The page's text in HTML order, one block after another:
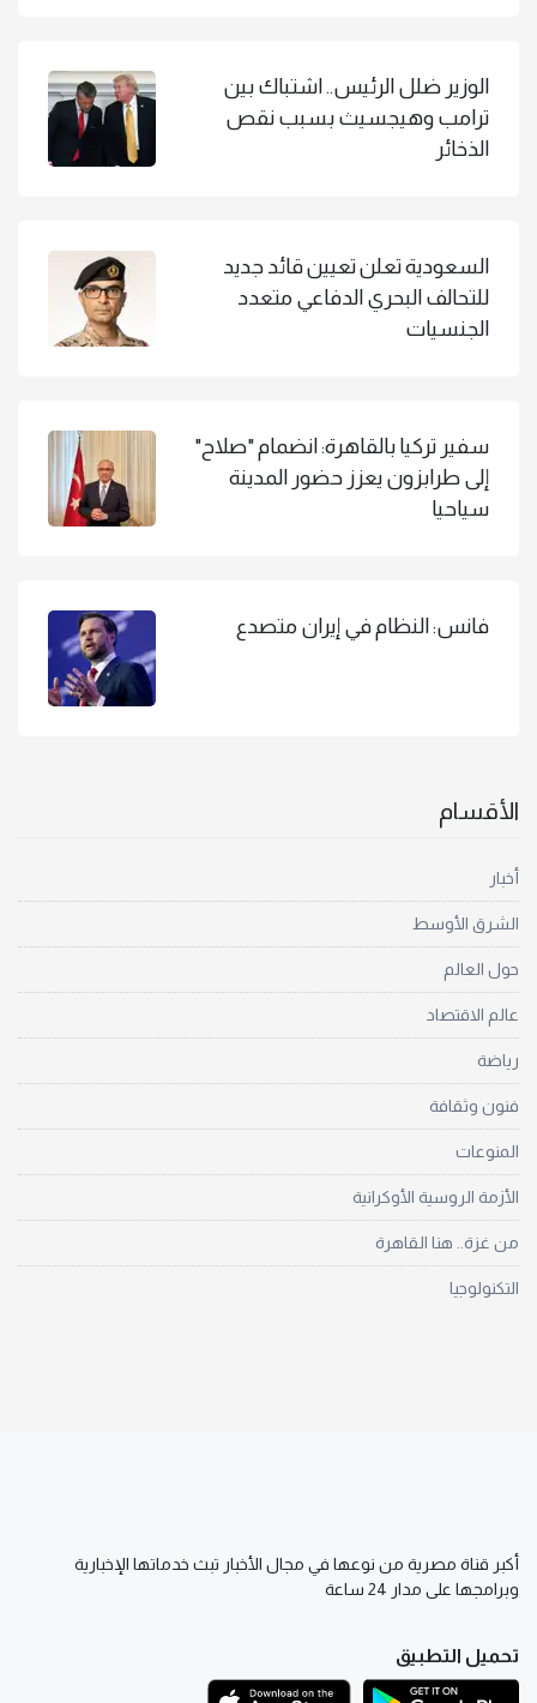
الوزير ضلل الرئيس.. اشتباك بين
ترامب وهيجسيث بسبب نقص
الذخائر
السعودية تعلن تعيين قائد جديد
للتحالف البحري الدفاعي متعدد
الجنسيات
سفير تركيا بالقاهرة: انضمام "صلاح"
إلى طرابزون يعزز حضور المدينة
سياحيا
فانس: النظام في إيران متصدع
الأقسام
أخبار
الشرق الأوسط
حول العالم
عالم الاقتصاد
رياضة
فنون وثقافة
المنوعات
الأزمة الروسية الأوكرانية
من غزة.. هنا القاهرة
التكنولوجيا
أكبر قناة مصرية من نوعها في مجال الأخبار تبث خدماتها الإخبارية
وبرامجها على مدار 24 ساعة
تحميل التطبيق